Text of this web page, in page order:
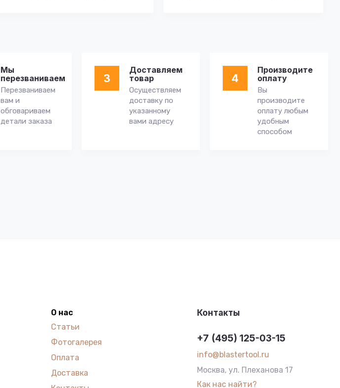
Мы
перезваниваем
Перезваниваем
вам и
обговариваем
детали заказа
3
Доставляем
товар
Осуществляем
доставку по
указанному
вами адресу
4
Производите
оплату
Вы
производите
оплату любым
удобным
способом
О нас
Статьи
Фотогалерея
Оплата
Доставка
Контакты
+7 (495) 125-03-15
info@blastertool.ru
Москва, ул. Плеханова 17
Как нас найти?